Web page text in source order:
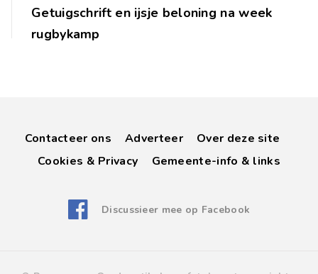
Getuigschrift en ijsje beloning na week
rugbykamp
Contacteer ons Adverteer
Over deze site
Cookies & Privacy
Gemeente-info & links
Discussieer mee op Facebook